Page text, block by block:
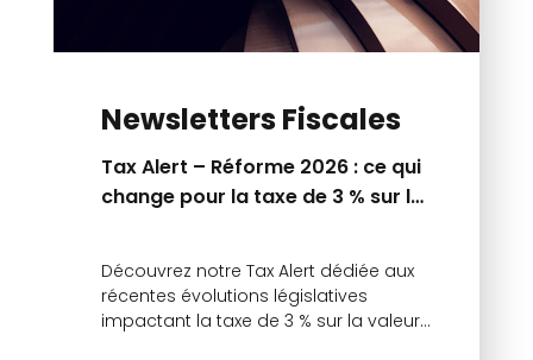
Newsletters Fiscales
Tax Alert – Réforme 2026 : ce qui
change pour la taxe de 3 % sur la
Découvrez notre Tax Alert dédiée aux
récentes évolutions législatives
impactant la taxe de 3 % sur la valeur